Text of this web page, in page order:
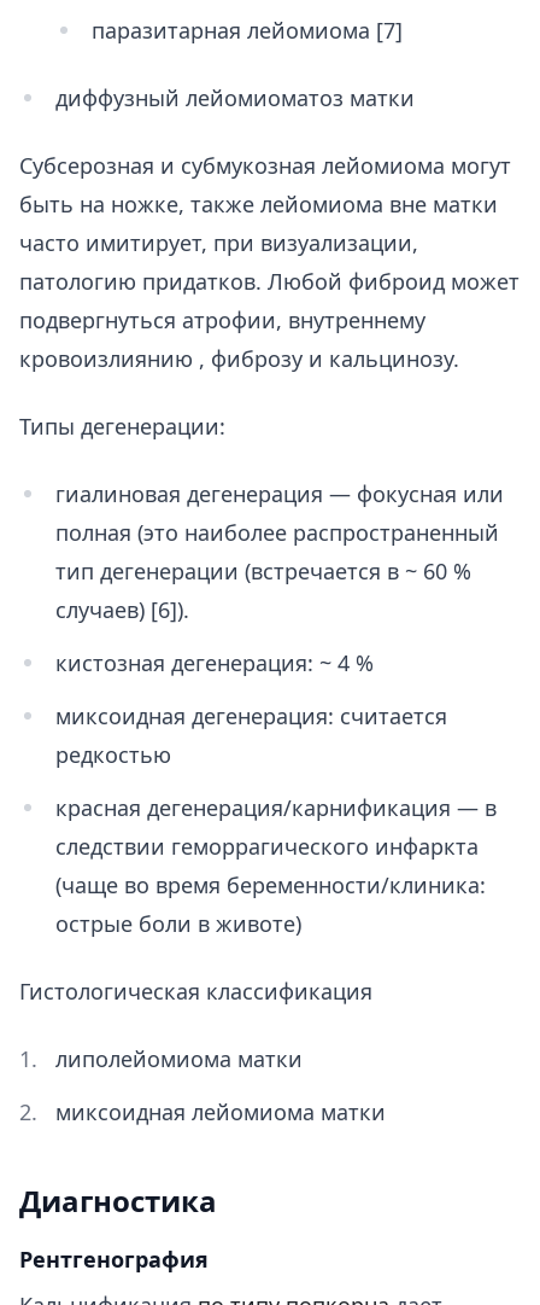
паразитарная лейомиома [7]
диффузный лейомиоматоз матки
Субсерозная и субмукозная лейомиома могут
быть на ножке, также лейомиома вне матки
часто имитирует, при визуализации,
патологию придатков. Любой фиброид может
подвергнуться атрофии, внутреннему
кровоизлиянию , фиброзу и кальцинозу.
Типы дегенерации:
гиалиновая дегенерация — фокусная или
полная (это наиболее распространенный
тип дегенерации (встречается в ~ 60 %
случаев) [6]).
кистозная дегенерация: ~ 4 %
миксоидная дегенерация: считается
редкостью
красная дегенерация/карнификация — в
следствии геморрагического инфаркта
(чаще во время беременности/клиника:
острые боли в животе)
Гистологическая классификация
липолейомиома матки
миксоидная лейомиома матки
Диагностика
Рентгенография